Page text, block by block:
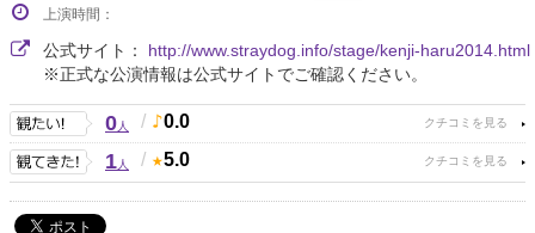
上演時間：
公式サイト： http://www.straydog.info/stage/kenji-haru2014.html
※正式な公演情報は公式サイトでご確認ください。
0人 / 0.0
1人 / 5.0